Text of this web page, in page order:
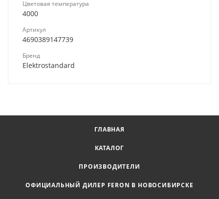
Цветовая температура
4000
Артикул
4690389147739
Бренд
Elektrostandard
ГЛАВНАЯ
КАТАЛОГ
ПРОИЗВОДИТЕЛИ
ОФИЦИАЛЬНЫЙ ДИЛЕР FERON В НОВОСИБИРСКЕ